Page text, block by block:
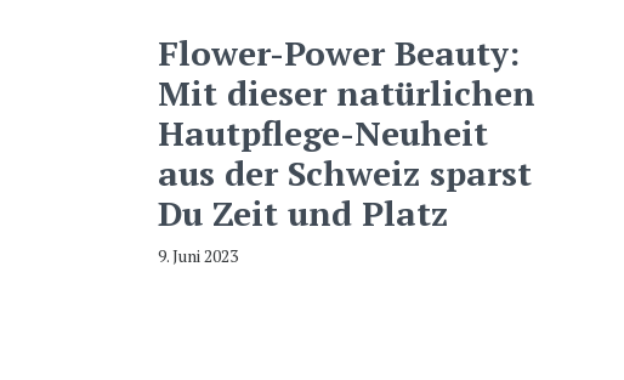
Flower-Power Beauty:
Mit dieser natürlichen
Hautpflege-Neuheit
aus der Schweiz sparst
Du Zeit und Platz
9. Juni 2023